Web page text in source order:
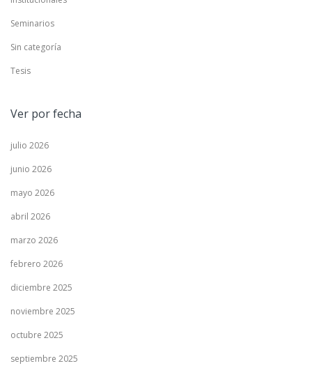
Seminarios
Sin categoría
Tesis
Ver por fecha
julio 2026
junio 2026
mayo 2026
abril 2026
marzo 2026
febrero 2026
diciembre 2025
noviembre 2025
octubre 2025
septiembre 2025